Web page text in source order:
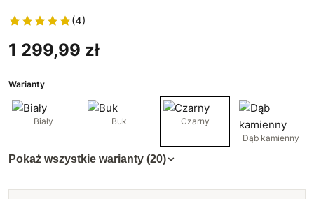
(4)
1 299,99 zł
Warianty
Biały Buk
Czarny
Dąb kamienny
Pokaż wszystkie warianty (20)